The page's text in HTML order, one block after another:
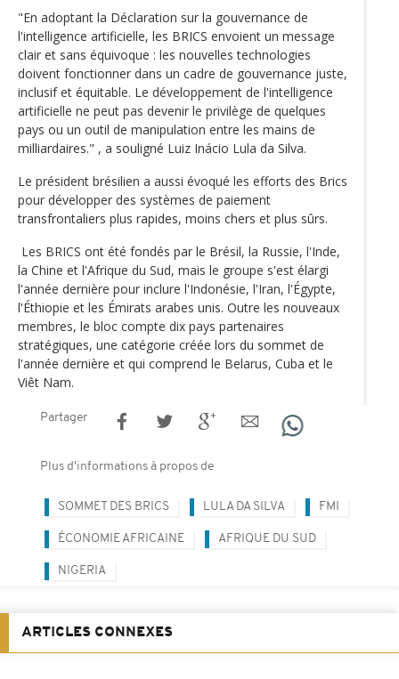
"En adoptant la Déclaration sur la gouvernance de
l'intelligence artificielle, les BRICS envoient un message
clair et sans équivoque : les nouvelles technologies
doivent fonctionner dans un cadre de gouvernance juste,
inclusif et équitable. Le développement de l'intelligence
artificielle ne peut pas devenir le privilège de quelques
pays ou un outil de manipulation entre les mains de
milliardaires." , a souligné Luiz Inácio Lula da Silva.
Le président brésilien a aussi évoqué les efforts des Brics
pour développer des systèmes de paiement
transfrontaliers plus rapides, moins chers et plus sûrs.
Les BRICS ont été fondés par le Brésil, la Russie, l'Inde,
la Chine et l'Afrique du Sud, mais le groupe s'est élargi
l'année dernière pour inclure l'Indonésie, l'Iran, l'Égypte,
l'Éthiopie et les Émirats arabes unis. Outre les nouveaux
membres, le bloc compte dix pays partenaires
stratégiques, une catégorie créée lors du sommet de
l'année dernière et qui comprend le Belarus, Cuba et le
Viêt Nam.
Partager
Plus d'informations à propos de
SOMMET DES BRICS LULA DA SILVA FMI
ÉCONOMIE AFRICAINE AFRIQUE DU SUD
NIGERIA
ARTICLES CONNEXES